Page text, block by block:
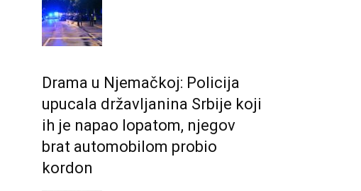
Drama u Njemačkoj: Policija
upucala državljanina Srbije koji
ih je napao lopatom, njegov
brat automobilom probio
kordon